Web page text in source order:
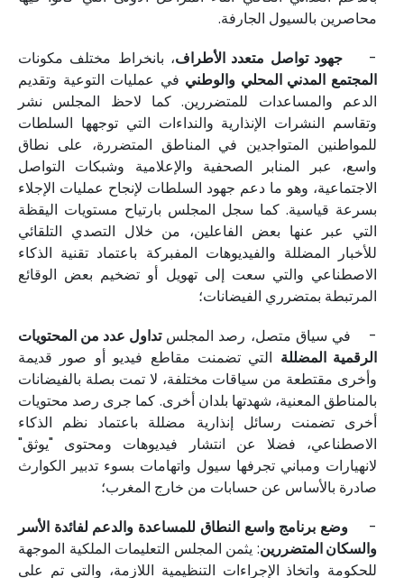
محاصرين بالسيول الجارفة.
-جهود تواصل متعدد الأطراف، بانخراط مختلف مكونات
المجتمع المدني المحلي والوطني في عمليات التوعية وتقديم
الدعم والمساعدات للمتضررين. كما لاحظ المجلس نشر
وتقاسم النشرات الإنذارية والنداءات التي توجهها السلطات
للمواطنين المتواجدين في المناطق المتضررة، على نطاق
واسع، عبر المنابر الصحفية والإعلامية وشبكات التواصل
الاجتماعية، وهو ما دعم جهود السلطات لإنجاح عمليات الإجلاء
بسرعة قياسية. كما سجل المجلس بارتياح مستويات اليقظة
التي عبر عنها بعض الفاعلين، من خلال التصدي التلقائي
للأخبار المضللة والفيديوهات المفبركة باعتماد تقنية الذكاء
الاصطناعي والتي سعت إلى تهويل أو تضخيم بعض الوقائع
المرتبطة بمتضرري الفيضانات؛
- في سياق متصل، رصد المجلستداول عدد من المحتويات
الرقمية المضللة التي تضمنت مقاطع فيديو أو صور قديمة
وأخرى مقتطعة من سياقات مختلفة، لا تمت بصلة بالفيضانات
بالمناطق المعنية، شهدتها بلدان أخرى. كما جرى رصد محتويات
أخرى تضمنت رسائل إنذارية مضللة باعتماد نظم الذكاء
الاصطناعي، فضلا عن انتشار فيديوهات ومحتوى "يوثق"
لانهيارات ومباني تجرفها سيول واتهامات بسوء تدبير الكوارث
صادرة بالأساس عن حسابات من خارج المغرب؛
- وضع برنامج واسع النطاق للمساعدة والدعم لفائدة الأسر
والسكان المتضررين: يثمن المجلس التعليمات الملكية الموجهة
للحكومة واتخاذ الإجراءات التنظيمية اللازمة، والتي تم على